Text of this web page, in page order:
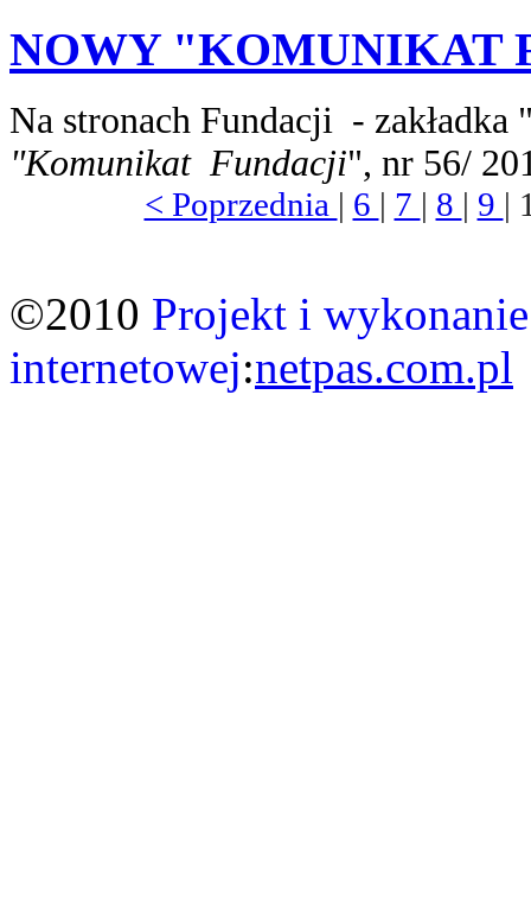
NOWY "KOMUNIKAT
Na stronach Fundacji -
"Komunikat Fundacji", nr 56/
< Poprzednia | 6 | 7 | 8 | 9 |
©2010 Projekt i
internetowej:netpas.com.pl